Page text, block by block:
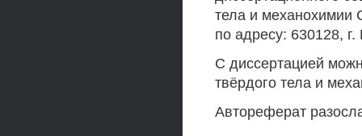
тела и механохимии
по адресу: 630128,
С диссертацией
твёрдого тела и
Автореферат